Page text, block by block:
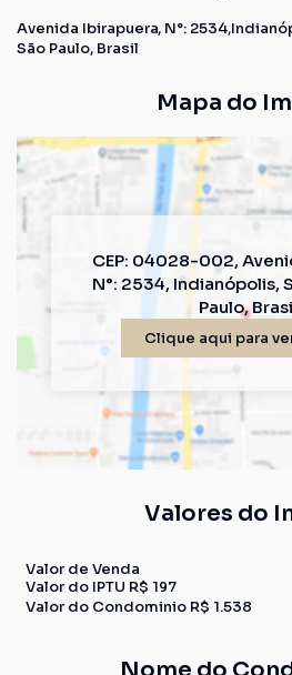
Avenida Ibirapuera, N°: 2534
São Paulo, Brasil
Mapa do
CEP: 04028-002,
N°: 2534, Indianópolis,
Paulo,
Clique aqui para
Valores do
Valor de Venda
Valor do IPTU R$ 197
Valor do Condominio R$ 1.538